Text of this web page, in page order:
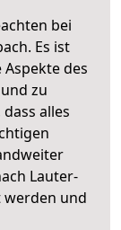
bei
Es ist
des
und zu
alles
Lauter-
und